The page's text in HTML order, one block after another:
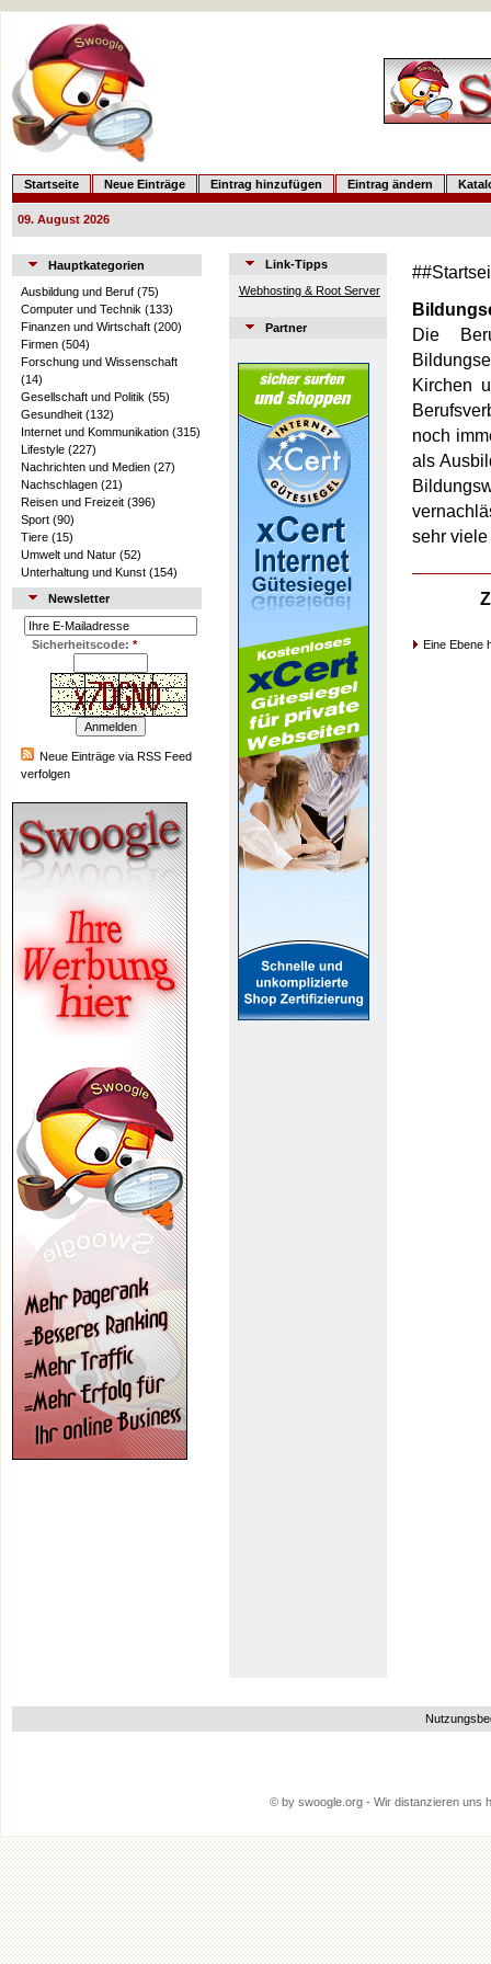
Startseite Neue Einträge Eintrag hinzufügen Eintrag ändern
09. August 2026
Hauptkategorien
Ausbildung und Beruf (75)
Computer und Technik (133)
Finanzen und Wirtschaft (200)
Firmen (504)
Forschung und Wissenschaft
(14)
Gesellschaft und Politik (55)
Gesundheit (132)
Internet und Kommunikation (315)
Lifestyle (227)
Nachrichten und Medien (27)
Nachschlagen (21)
Reisen und Freizeit (396)
Sport (90)
Tiere (15)
Umwelt und Natur (52)
Unterhaltung und Kunst (154)
Newsletter
Sicherheitscode: *
Neue Einträge via RSS Feed
verfolgen
Link-Tipps
Webhosting & Root Server
Partner
Die
Kirchen
noch
als
sehr
Eine Ebene
© by swoogle.org - Wir distanzieren uns